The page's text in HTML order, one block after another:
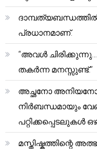
പ്രധാനമാണ്.
“അവൾ ചിരിക്കുന്നു…
തകർന്ന മനസ്സുണ്ട്.”
അച്ഛനോ അനിയനോ
നിർബന്ധമായും
പറ്റിക്കപ്പെടലുകൾ
മസ്തിഷ്കത്തിന്റെ